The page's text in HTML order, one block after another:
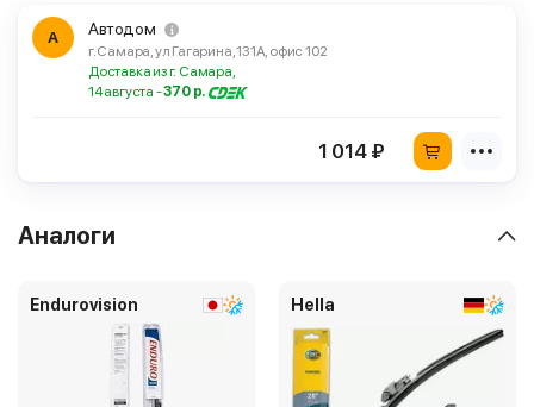
А Автодом
г. Самара, ул Гагарина, 131А, офис 102
Доставка из г. Самара,
14 августа -370 р.
1 014 ₽
Аналоги
Endurovision Hella